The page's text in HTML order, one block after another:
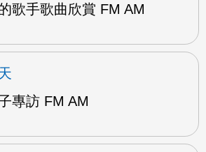
歌手歌曲欣賞 FM AM
專訪 FM AM